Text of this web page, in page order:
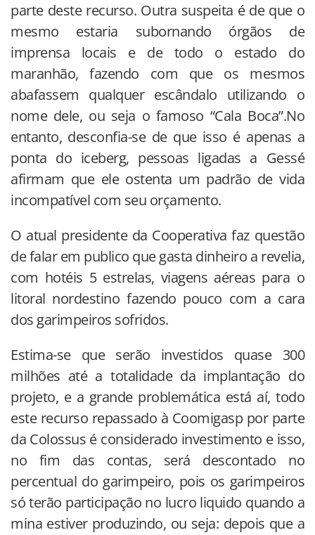
parte deste recurso. Outra suspeita é de que o
mesmo estaria subornando órgãos de
imprensa locais e de todo o estado do
maranhão, fazendo com que os mesmos
abafassem qualquer escândalo utilizando o
nome dele, ou seja o famoso “Cala Boca”.No
entanto, desconfia-se de que isso é apenas a
ponta do iceberg, pessoas ligadas a Gessé
afirmam que ele ostenta um padrão de vida
incompatível com seu orçamento.
O atual presidente da Cooperativa faz questão
de falar em publico que gasta dinheiro a revelia,
com hotéis 5 estrelas, viagens aéreas para o
litoral nordestino fazendo pouco com a cara
dos garimpeiros sofridos.
Estima-se que serão investidos quase 300
milhões até a totalidade da implantação do
projeto, e a grande problemática está aí, todo
este recurso repassado à Coomigasp por parte
da Colossus é considerado investimento e isso,
no fim das contas, será descontado no
percentual do garimpeiro, pois os garimpeiros
só terão participação no lucro liquido quando a
mina estiver produzindo, ou seja: depois que a